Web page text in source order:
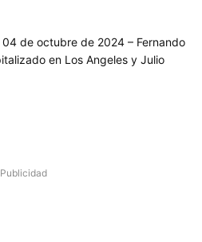
de octubre de 2024 – Fernando
en Los Angeles y Julio
Publicidad